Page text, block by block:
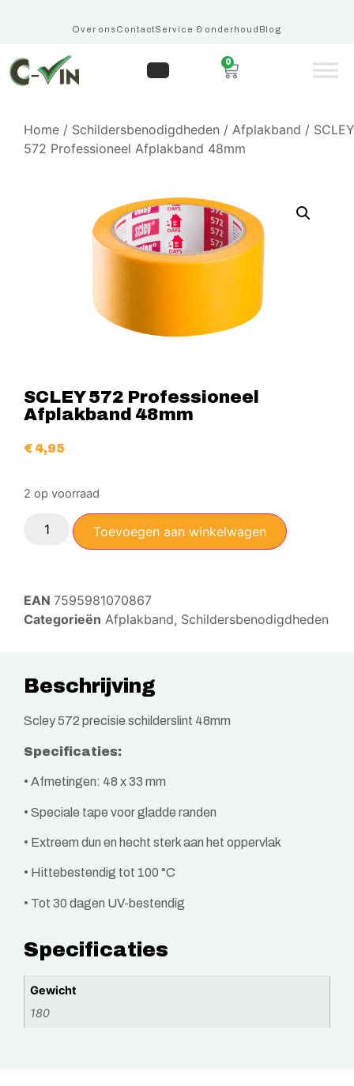
Over onsContactService & onderhoudBlog
0
Home / Schildersbenodigdheden / Afplakband / SCLEY
572 Professioneel Afplakband 48mm
SCLEY 572 Professioneel
Afplakband 48mm
€4,95
2 op voorraad
Toevoegen aan winkelwagen
EAN 7595981070867
Categorieën Afplakband, Schildersbenodigdheden
Beschrijving
Scley 572 precisie schilderslint 48mm
Specificaties:
• Afmetingen: 48 x 33 mm
• Speciale tape voor gladde randen
• Extreem dun en hecht sterk aan het oppervlak
• Hittebestendig tot 100 °C
• Tot 30 dagen UV-bestendig
Specificaties
Gewicht
180